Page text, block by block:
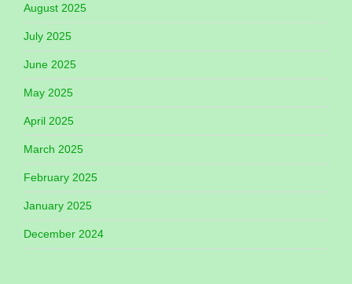
August 2025
July 2025
June 2025
May 2025
April 2025
March 2025
February 2025
January 2025
December 2024